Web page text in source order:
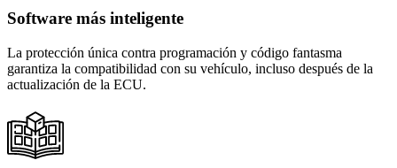
Software más inteligente
La protección única contra programación y código fantasma
garantiza la compatibilidad con su vehículo, incluso después de la
actualización de la ECU.